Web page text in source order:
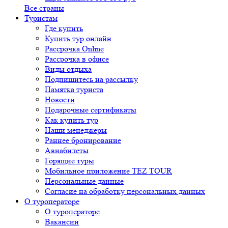
Все страны
Туристам
Где купить
Купить тур онлайн
Рассрочка Online
Рассрочка в офисе
Виды отдыха
Подпишитесь на рассылку
Памятка туриста
Новости
Подарочные сертификаты
Как купить тур
Наши менеджеры
Раннее бронирование
Авиабилеты
Горящие туры
Мобильное приложение TEZ TOUR
Персональные данные
Согласие на обработку персональных данных
О туроператоре
О туроператоре
Вакансии